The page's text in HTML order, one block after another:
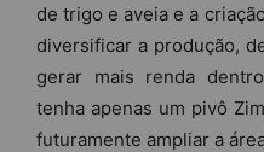
de trigo e aveia e a
diversificar a produção,
gerar mais renda
tenha apenas um pivô
futuramente ampliar a